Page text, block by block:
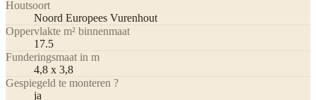
Houtsoort
Noord Europees Vurenhout
Oppervlakte m² binnenmaat
17.5
Funderingsmaat in m
4,8 x 3,8
Gespiegeld te monteren ?
ja